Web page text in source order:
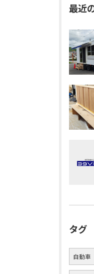
最近
タグ
自動車